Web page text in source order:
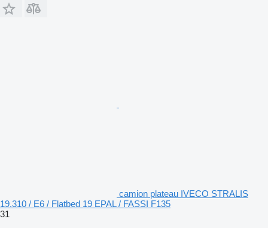
camion plateau IVECO STRALIS
19.310 / E6 / Flatbed 19 EPAL / FASSI F135
31